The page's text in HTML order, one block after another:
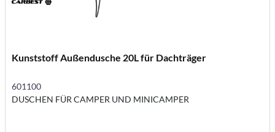
Kunststoff Außendusche 20L für Dachträger
601100
DUSCHEN FÜR CAMPER UND MINICAMPER